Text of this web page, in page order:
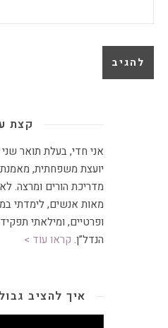
קצת
אני חדי, בעלת תואר
יועצת משפחתית,
מדריכת הורים ומרצה.
מאות אנשים, לימדתי
ופרטיים, ומילאתי
הנדל”ן. קראו עוד >
איך להציב
נגן